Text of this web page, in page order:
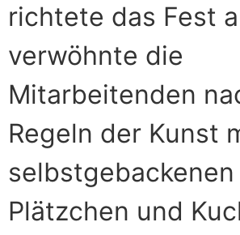
richtete das Fest
verwöhnte die
Mitarbeitenden
Regeln der Kunst
selbstgebackenen
Plätzchen und